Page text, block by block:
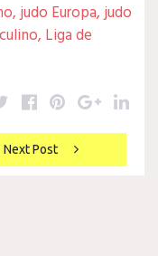
,judo Europa,judo
, Liga de
Next Post
Twitter
Facebook
Pinterest